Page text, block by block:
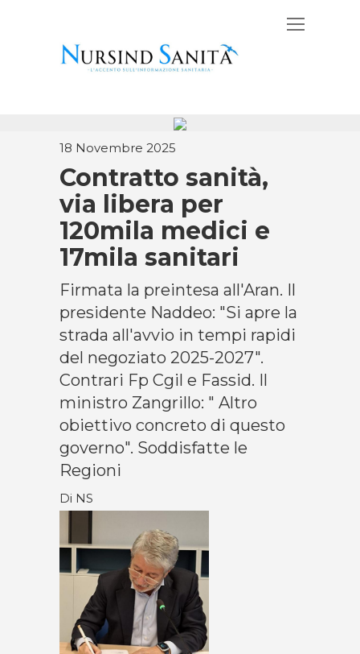
18 Novembre 2025
Contratto sanità,
via libera per
120mila medici e
17mila sanitari
Firmata la preintesa all'Aran. Il
presidente Naddeo: "Si apre la
strada all'avvio in tempi rapidi
del negoziato 2025-2027".
Contrari Fp Cgil e Fassid. Il
ministro Zangrillo: " Altro
obiettivo concreto di questo
governo". Soddisfatte le
Regioni
Di NS